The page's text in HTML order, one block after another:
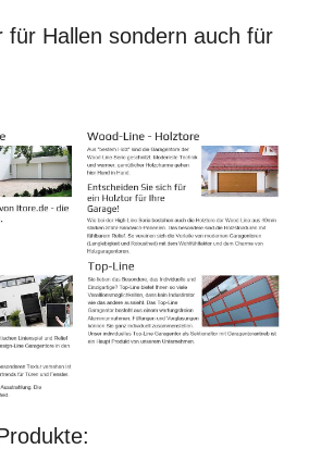
für Hallen sondern auch für